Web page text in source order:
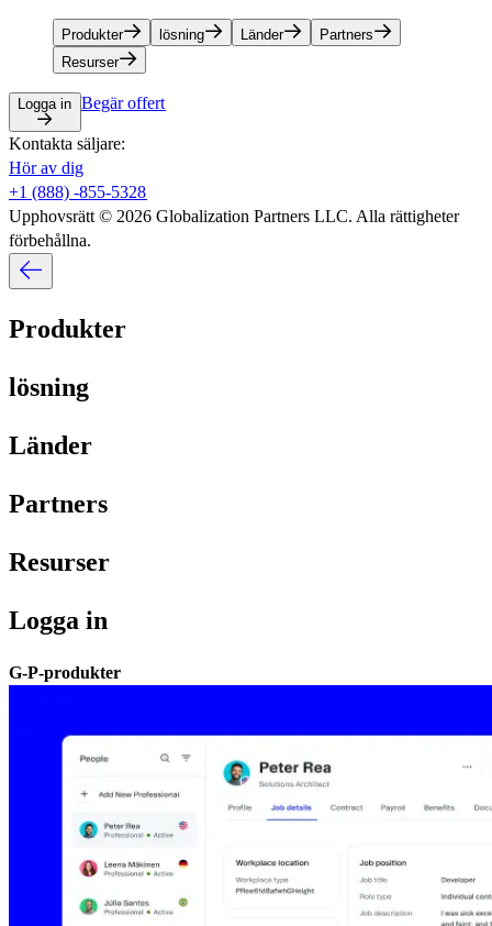
Produkter​​ lösning​​ Länder​​
Partners​​
Resurser​​
Logga in​​ Begär offert​​
Kontakta säljare:​​
Hör av dig​​
+1 (888) -855-5328​​
Upphovsrätt © 2026 Globalization Partners LLC. Alla rättigheter
förbehållna.​​
Produkter​​
lösning​​
Länder​​
Partners​​
Resurser​​
Logga in​​
G-P-produkter​​